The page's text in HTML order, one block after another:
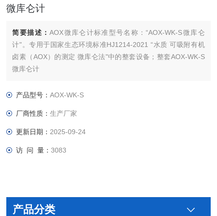
微库仑计
简要描述：AOX微库仑计标准型号名称：“AOX-WK-S微库仑
计"。专用于国家生态环境标准HJ1214-2021 “水质 可吸附有机
卤素（AOX）的测定 微库仑法"中的整套设备；整套AOX-WK-S
微库仑计
产品型号：AOX-WK-S
厂商性质：生产厂家
更新日期： 2025-09-24
访 问 量：3083
产品分类